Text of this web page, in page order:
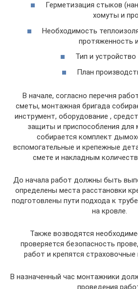
Герметизация стыков
хомуты и
Необходимость
протяженность
Тип и устройство
План
В начале, согласно перечня
сметы, монтажная бригада
инструмент, оборудование ,
защиты и приспособления для
собирается комплект
вспомогательные и крепежные
смете и накладным
До начала работ должны быть
определены места расстановки
подготовлены пути подхода к
на кровле.
Также возводятся
проверяется безопасность
работ и крепятся страховочные
В назначенный час монтажники
проведения